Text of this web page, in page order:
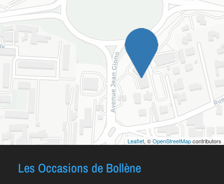
Leaflet, ©OpenStreetMapcontributors
Les Occasions de Bollène